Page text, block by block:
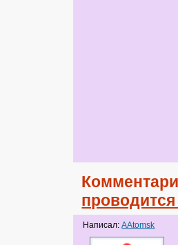
Написал:AAtomsk